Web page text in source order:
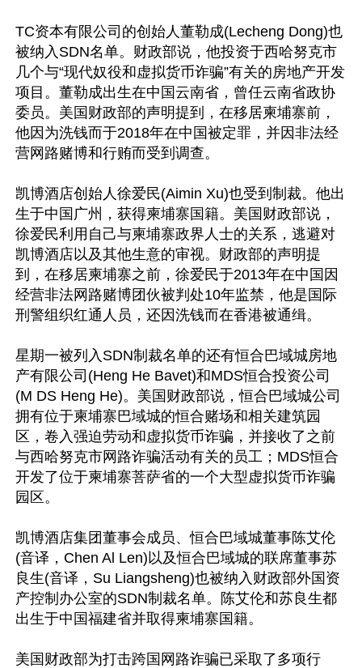
TC资本有限公司的创始人董勒成(Lecheng Dong)也
被纳入SDN名单。财政部说，他投资于西哈努克市
几个与“现代奴役和虚拟货币诈骗”有关的房地产开发
项目。董勒成出生在中国云南省，曾任云南省政协
委员。美国财政部的声明提到，在移居柬埔寨前，
他因为洗钱而于2018年在中国被定罪，并因非法经
营网路赌博和行贿而受到调查。
凯博酒店创始人徐爱民(Aimin Xu)也受到制裁。他出
生于中国广州，获得柬埔寨国籍。美国财政部说，
徐爱民利用自己与柬埔寨政界人士的关系，逃避对
凯博酒店以及其他生意的审视。财政部的声明提
到，在移居柬埔寨之前，徐爱民于2013年在中国因
经营非法网路赌博团伙被判处10年监禁，他是国际
刑警组织红通人员，还因洗钱而在香港被通缉。
星期一被列入SDN制裁名单的还有恒合巴域城房地
产有限公司(Heng He Bavet)和MDS恒合投资公司
(M DS Heng He)。美国财政部说，恒合巴域城公司
拥有位于柬埔寨巴域城的恒合赌场和相关建筑园
区，卷入强迫劳动和虚拟货币诈骗，并接收了之前
与西哈努克市网路诈骗活动有关的员工；MDS恒合
开发了位于柬埔寨菩萨省的一个大型虚拟货币诈骗
园区。
凯博酒店集团董事会成员、恒合巴域城董事陈艾伦
(音译，Chen Al Len)以及恒合巴域城的联席董事苏
良生(音译，Su Liangsheng)也被纳入财政部外国资
产控制办公室的SDN制裁名单。陈艾伦和苏良生都
出生于中国福建省并取得柬埔寨国籍。
美国财政部为打击跨国网路诈骗已采取了多项行